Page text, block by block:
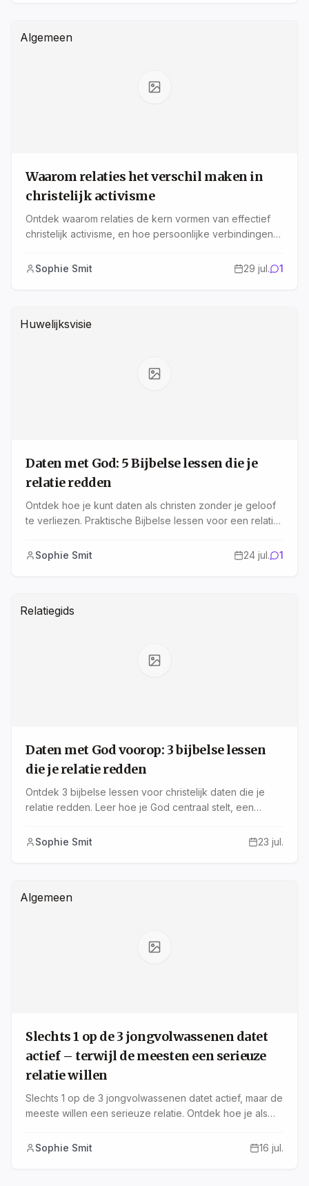
Algemeen
Waarom relaties het verschil maken in
christelijk activisme
Ontdek waarom relaties de kern vormen van effectief
christelijk activisme, en hoe persoonlijke verbindingen
voor jouw gemeente.
Sophie Smit 29 jul. 1
Huwelijksvisie
Daten met God: 5 Bijbelse lessen die je
relatie redden
Ontdek hoe je kunt daten als christen zonder je geloof
te verliezen. Praktische Bijbelse lessen voor een relatie
Sophie Smit
24 jul. 1
Relatiegids
Daten met God voorop: 3 bijbelse lessen
die je relatie redden
Ontdek 3 bijbelse lessen voor christelijk daten die je
relatie redden. Leer hoe je God centraal stelt, een
stappen zet voor een gezonde relatie.
Sophie Smit 23 jul.
Algemeen
Slechts 1 op de 3 jongvolwassenen datet
actief – terwijl de meesten een serieuze
relatie willen
Slechts 1 op de 3 jongvolwassenen datet actief, maar de
meeste willen een serieuze relatie. Ontdek hoe je als
richting een geloofsgerichte liefde.
Sophie Smit 16 jul.